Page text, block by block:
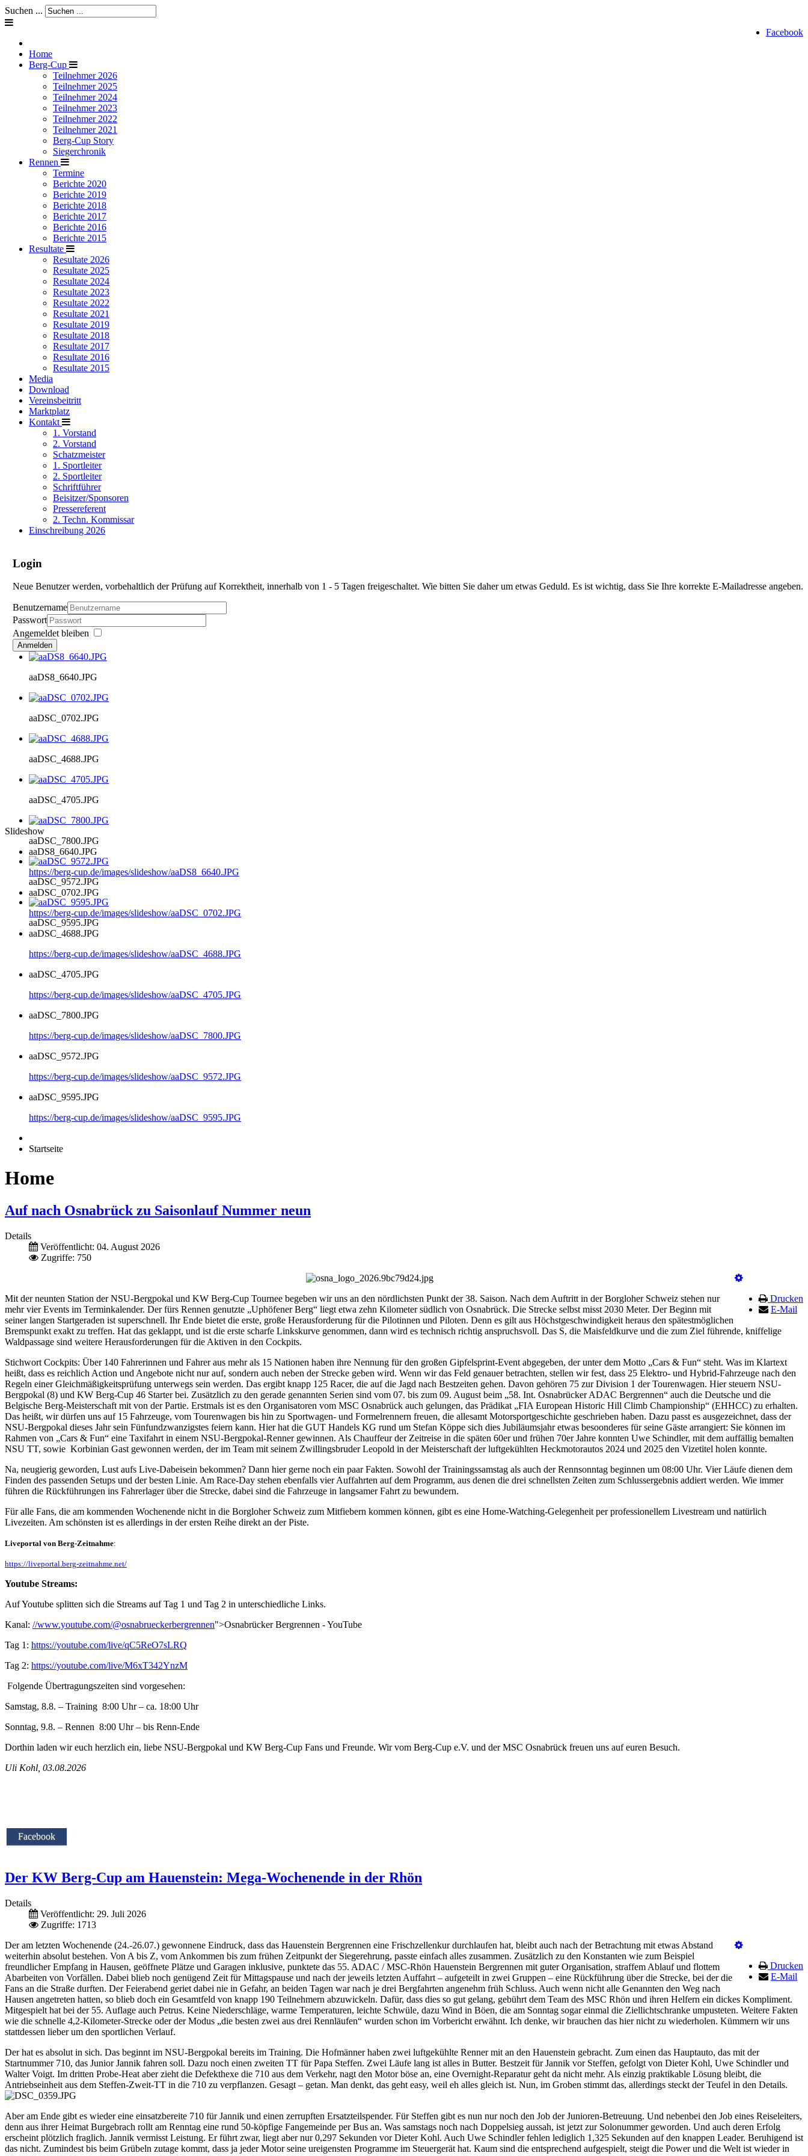
Suchen ...
Facebook
Home
Berg-Cup
Teilnehmer 2026
Teilnehmer 2025
Teilnehmer 2024
Teilnehmer 2023
Teilnehmer 2022
Teilnehmer 2021
Berg-Cup Story
Siegerchronik
Rennen
Termine
Berichte 2020
Berichte 2019
Berichte 2018
Berichte 2017
Berichte 2016
Berichte 2015
Resultate
Resultate 2026
Resultate 2025
Resultate 2024
Resultate 2023
Resultate 2022
Resultate 2021
Resultate 2019
Resultate 2018
Resultate 2017
Resultate 2016
Resultate 2015
Media
Download
Vereinsbeitritt
Marktplatz
Kontakt
1. Vorstand
2. Vorstand
Schatzmeister
1. Sportleiter
2. Sportleiter
Schriftführer
Beisitzer/Sponsoren
Pressereferent
2. Techn. Kommissar
Einschreibung 2026
Login
Neue Benutzer werden, vorbehaltlich der Prüfung auf Korrektheit, innerhalb von 1 - 5 Tagen freigeschaltet. Wie bitten Sie daher um etwas Geduld. Es ist wichtig, dass Sie Ihre korrekte E-Mailadresse angeben.
Benutzername
Passwort
Angemeldet bleiben
Anmelden
aaDS8_6640.JPG
aaDSC_0702.JPG
aaDSC_4688.JPG
aaDSC_4705.JPG
aaDSC_7800.JPG
aaDSC_9572.JPG
aaDSC_9595.JPG
Slideshow
aaDS8_6640.JPG
https://berg-cup.de/images/slideshow/aaDS8_6640.JPG
aaDSC_0702.JPG
https://berg-cup.de/images/slideshow/aaDSC_0702.JPG
aaDSC_4688.JPG
https://berg-cup.de/images/slideshow/aaDSC_4688.JPG
aaDSC_4705.JPG
https://berg-cup.de/images/slideshow/aaDSC_4705.JPG
aaDSC_7800.JPG
https://berg-cup.de/images/slideshow/aaDSC_7800.JPG
aaDSC_9572.JPG
https://berg-cup.de/images/slideshow/aaDSC_9572.JPG
aaDSC_9595.JPG
https://berg-cup.de/images/slideshow/aaDSC_9595.JPG
Startseite
Home
Auf nach Osnabrück zu Saisonlauf Nummer neun
Details
Veröffentlicht: 04. August 2026
Zugriffe: 750
Drucken
E-Mail
Mit der neunten Station der NSU-Bergpokal und KW Berg-Cup Tournee begeben wir uns an den nördlichsten Punkt der 38. Saison. Nach dem Auftritt in der Borgloher Schweiz stehen nur
mehr vier Events im Terminkalender. Der fürs Rennen genutzte „Uphöfener Berg“ liegt etwa zehn Kilometer südlich von Osnabrück. Die Strecke selbst misst 2030 Meter. Der Beginn mit
seiner langen Startgeraden ist superschnell. Ihr Ende bietet die erste, große Herausforderung für die Pilotinnen und Piloten. Denn es gilt aus Höchstgeschwindigkeit heraus den spätestmöglichen
Bremspunkt exakt zu treffen. Hat das geklappt, und ist die erste scharfe Linkskurve genommen, dann wird es technisch richtig anspruchsvoll. Das S, die Maisfeldkurve und die zum Ziel führende, kniffelige
Waldpassage sind weitere Herausforderungen für die Aktiven in den Cockpits.
Stichwort Cockpits: Über 140 Fahrerinnen und Fahrer aus mehr als 15 Nationen haben ihre Nennung für den großen Gipfelsprint-Event abgegeben, der unter dem Motto „Cars & Fun“ steht. Was im Klartext
heißt, dass es reichlich Action und Angebote nicht nur auf, sondern auch neben der Strecke geben wird. Wenn wir das Feld genauer betrachten, stellen wir fest, dass 25 Elektro- und Hybrid-Fahrzeuge nach den
Regeln einer Gleichmäßigkeitsprüfung unterwegs sein werden. Das ergibt knapp 125 Racer, die auf die Jagd nach Bestzeiten gehen. Davon gehören 75 zur Division 1 der Tourenwagen. Hier steuern NSU-
Bergpokal (8) und KW Berg-Cup 46 Starter bei. Zusätzlich zu den gerade genannten Serien sind vom 07. bis zum 09. August beim „58. Int. Osnabrücker ADAC Bergrennen“ auch die Deutsche und die
Belgische Berg-Meisterschaft mit von der Partie. Erstmals ist es den Organisatoren vom MSC Osnabrück auch gelungen, das Prädikat „FIA European Historic Hill Climb Championship“ (EHHCC) zu erhalten.
Das heißt, wir dürfen uns auf 15 Fahrzeuge, vom Tourenwagen bis hin zu Sportwagen- und Formelrennern freuen, die allesamt Motorsportgeschichte geschrieben haben. Dazu passt es ausgezeichnet, dass der
NSU-Bergpokal dieses Jahr sein Fünfundzwanzigstes feiern kann. Hier hat die GUT Handels KG rund um Stefan Köppe sich dies Jubiläumsjahr etwas besoonderes für seine Gäste arrangiert: Sie können im
Rahmen von „Cars & Fun“ eine Taxifahrt in einem NSU-Bergpokal-Renner gewinnen. Als Chauffeur der Zeitreise in die späten 60er und frühen 70er Jahre konnten Uwe Schindler, mit dem auffällig bemalten
NSU TT, sowie Korbinian Gast gewonnen werden, der im Team mit seinem Zwillingsbruder Leopold in der Meisterschaft der luftgekühlten Heckmotorautos 2024 und 2025 den Vizetitel holen konnte.
Na, neugierig geworden, Lust aufs Live-Dabeisein bekommen? Dann hier gerne noch ein paar Fakten. Sowohl der Trainingssamstag als auch der Rennsonntag beginnen um 08:00 Uhr. Vier Läufe dienen dem
Finden des passenden Setups und der besten Linie. Am Race-Day stehen ebenfalls vier Auffahrten auf dem Programm, aus denen die drei schnellsten Zeiten zum Schlussergebnis addiert werden. Wie immer
führen die Rückführungen ins Fahrerlager über die Strecke, dabei sind die Fahrzeuge in langsamer Fahrt zu bewundern.
Für alle Fans, die am kommenden Wochenende nicht in die Borgloher Schweiz zum Mitfiebern kommen können, gibt es eine Home-Watching-Gelegenheit per professionellem Livestream und natürlich
Livezeiten. Am schönsten ist es allerdings in der ersten Reihe direkt an der Piste.
Liveportal von Berg-Zeitnahme:
https://liveportal.berg-zeitnahme.net/
Youtube Streams:
Auf Youtube splitten sich die Streams auf Tag 1 und Tag 2 in unterschiedliche Links.
Kanal: //www.youtube.com/@osnabrueckerbergrennen">Osnabrücker Bergrennen - YouTube
Tag 1: https://youtube.com/live/qC5ReO7sLRQ
Tag 2: https://youtube.com/live/M6xT342YnzM
Folgende Übertragungszeiten sind vorgesehen:
Samstag, 8.8. – Training 8:00 Uhr – ca. 18:00 Uhr
Sonntag, 9.8. – Rennen 8:00 Uhr – bis Renn-Ende
Dorthin laden wir euch herzlich ein, liebe NSU-Bergpokal und KW Berg-Cup Fans und Freunde. Wir vom Berg-Cup e.V. und der MSC Osnabrück freuen uns auf euren Besuch.
Uli Kohl, 03.08.2026
Facebook
Der KW Berg-Cup am Hauenstein: Mega-Wochenende in der Rhön
Details
Veröffentlicht: 29. Juli 2026
Zugriffe: 1713
Drucken
E-Mail
Der am letzten Wochenende (24.-26.07.) gewonnene Eindruck, dass das Hauenstein Bergrennen eine Frischzellenkur durchlaufen hat, bleibt auch nach der Betrachtung mit etwas Abstand
weiterhin absolut bestehen. Von A bis Z, vom Ankommen bis zum frühen Zeitpunkt der Siegerehrung, passte einfach alles zusammen. Zusätzlich zu den Konstanten wie zum Beispiel
freundlicher Empfang in Hausen, geöffnete Plätze und Garagen inklusive, punktete das 55. ADAC / MSC-Rhön Hauenstein Bergrennen mit guter Organisation, straffem Ablauf und flottem
Abarbeiten von Vorfällen. Dabei blieb noch genügend Zeit für Mittagspause und nach der jeweils letzten Auffahrt – aufgeteilt in zwei Gruppen – eine Rückführung über die Strecke, bei der die
Fans an die Straße durften. Der Feierabend geriet dabei nie in Gefahr, an beiden Tagen war nach je drei Bergfahrten angenehm früh Schluss. Auch wenn nicht alle Genannten den Weg nach
Hausen angetreten hatten, so blieb doch ein Gesamtfeld von knapp 190 Teilnehmern abzuwickeln. Dafür, dass dies so gut gelang, gebührt dem Team des MSC Rhön und ihren Helfern ein dickes Kompliment.
Mitgespielt hat bei der 55. Auflage auch Petrus. Keine Niederschläge, warme Temperaturen, leichte Schwüle, dazu Wind in Böen, die am Sonntag sogar einmal die Ziellichtschranke umpusteten. Weitere Fakten
wie die schnelle 4,2-Kilometer-Strecke oder der Modus „die besten zwei aus drei Rennläufen“ wurden schon im Vorbericht erwähnt. Ich denke, wir brauchen das hier nicht zu wiederholen. Kümmern wir uns
stattdessen lieber um den sportlichen Verlauf.
Der hat es absolut in sich. Das beginnt im NSU-Bergpokal bereits im Training. Die Hofmänner haben zwei luftgekühlte Renner mit an den Hauenstein gebracht. Zum einen das Hauptauto, das mit der
Startnummer 710, das Junior Jannik fahren soll. Dazu noch einen zweiten TT für Papa Steffen. Zwei Läufe lang ist alles in Butter. Bestzeit für Jannik vor Steffen, gefolgt von Dieter Kohl, Uwe Schindler und
Walter Voigt. Im dritten Probe-Heat aber zieht die Defekthexe die 710 aus dem Verkehr, nagt den Motor böse an, eine Overnight-Reparatur geht da nicht mehr. Als einzig praktikable Lösung bleibt, die
Antriebseinheit aus dem Steffen-Zweit-TT in die 710 zu verpflanzen. Gesagt – getan. Man denkt, das geht easy, weil eh alles gleich ist. Nun, im Groben stimmt das, allerdings steckt der Teufel in den Details.
Aber am Ende gibt es wieder eine einsatzbereite 710 für Jannik und einen zerrupften Ersatzteilspender. Für Steffen gibt es nun nur noch den Job der Junioren-Betreuung. Und nebenbei den Job eines Reiseleiters,
denn aus ihrer Heimat Burgebrach rollt am Renntag eine rund 50-köpfige Fangemeinde per Bus an. Was samstags noch nach Doppelsieg aussah, ist jetzt zur Solonummer geworden. Und auch deren Erfolg
erscheint plötzlich fraglich. Jannik vermisst Leistung. Er führt zwar, liegt aber nur 0,297 Sekunden vor Dieter Kohl. Auch Uwe Schindler fehlen lediglich 1,325 Sekunden auf den knappen Leader. Beruhigend ist
das nicht. Zumindest bis beim Grübeln zutage kommt, dass ja jeder Motor seine ureigensten Programme im Steuergerät hat. Kaum sind die entsprechend aufgespielt, steigt die Power und die Welt ist wieder in